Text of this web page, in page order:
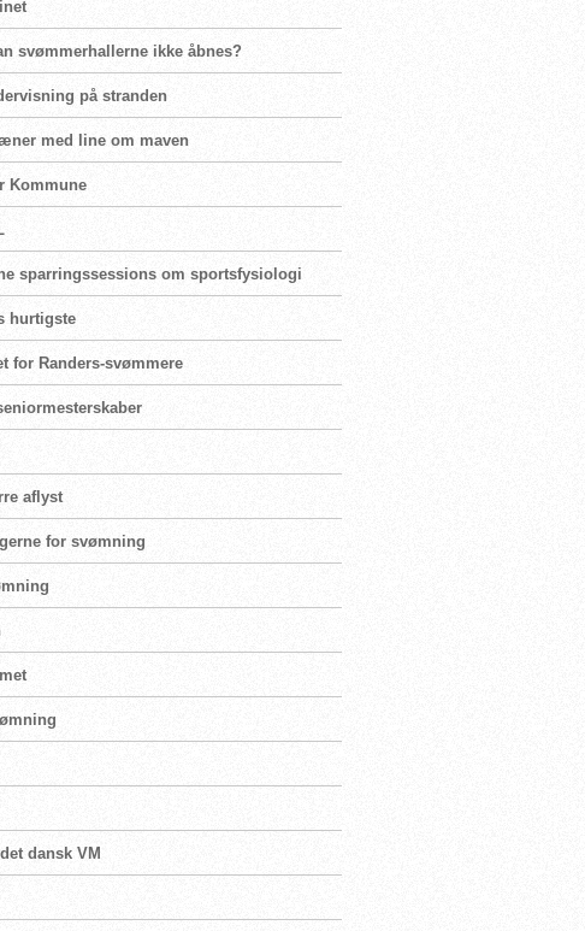
svømmerhallerne ikke åbnes?
på stranden
med line om maven
Kommune
sparringssessions om sportsfysiologi
hurtigste
for Randers-svømmere
aflyst
for svømning
dansk VM